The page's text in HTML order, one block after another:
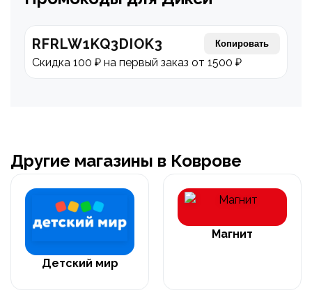
RFRLW1KQ3DIOK3 Копировать
Скидка 100 ₽ на первый заказ от 1500 ₽
Другие магазины в Коврове
Детский мир
Магнит